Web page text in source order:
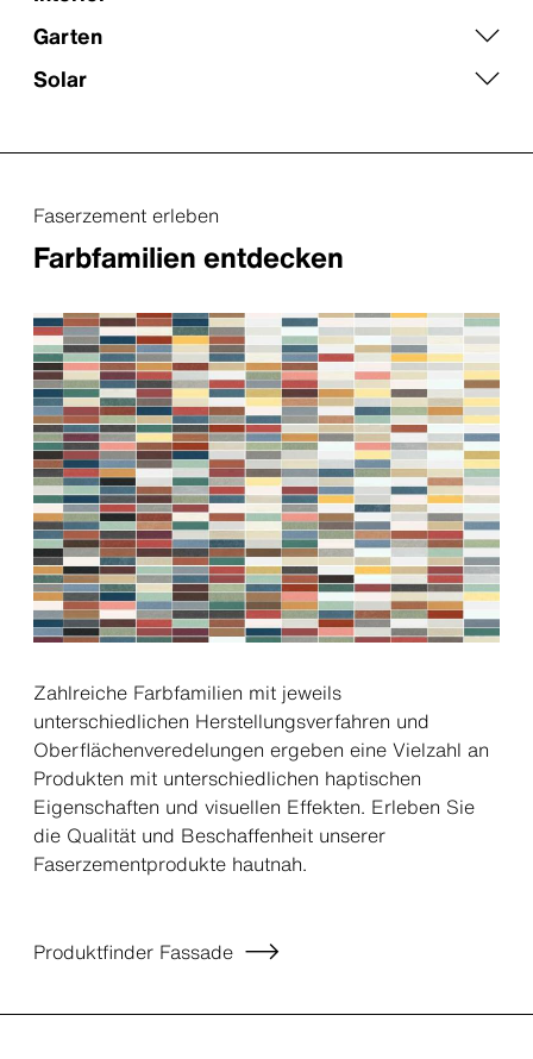
Garten
Solar
Faserzement erleben
Farbfamilien entdecken
Zahlreiche Farbfamilien mit jeweils
unterschiedlichen Herstellungsverfahren und
Oberflächenveredelungen ergeben eine Vielzahl an
Produkten mit unterschiedlichen haptischen
Eigenschaften und visuellen Effekten. Erleben Sie
die Qualität und Beschaffenheit unserer
Faserzementprodukte hautnah.
Produktfinder Fassade